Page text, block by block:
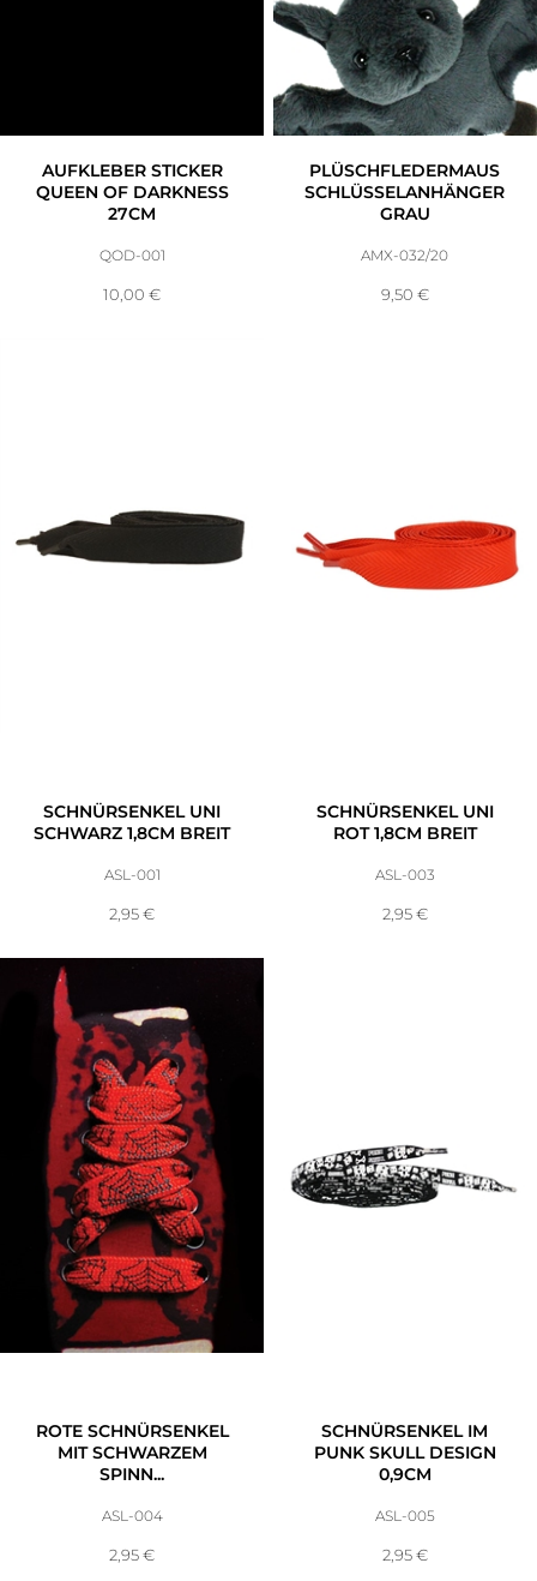
AUFKLEBER STICKER
QUEEN OF DARKNESS
27CM
QOD-001
10,00 €
PLÜSCHFLEDERMAUS
SCHLÜSSELANHÄNGER
GRAU
AMX-032/20
9,50 €
SCHNÜRSENKEL UNI
SCHWARZ 1,8CM BREIT
ASL-001
2,95€
SCHNÜRSENKEL UNI
ROT 1,8CM BREIT
ASL-003
2,95€
ROTE SCHNÜRSENKEL
MIT SCHWARZEM
SPINN...
ASL-004
2,95€
SCHNÜRSENKEL IM
PUNK SKULL DESIGN
0,9CM
ASL-005
2,95€